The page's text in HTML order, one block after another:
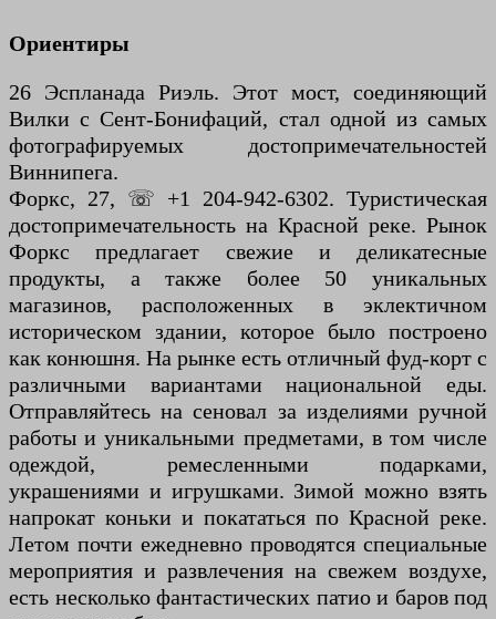
Ориентиры
26 Эспланада Риэль. Этот мост, соединяющий
Вилки с Сент-Бонифаций, стал одной из самых
фотографируемых достопримечательностей
Виннипега.
Форкс, 27, ☏ +1 204-942-6302. Туристическая
достопримечательность на Красной реке. Рынок
Форкс предлагает свежие и деликатесные
продукты, а также более 50 уникальных
магазинов, расположенных в эклектичном
историческом здании, которое было построено
как конюшня. На рынке есть отличный фуд-корт с
различными вариантами национальной еды.
Отправляйтесь на сеновал за изделиями ручной
работы и уникальными предметами, в том числе
одеждой, ремесленными подарками,
украшениями и игрушками. Зимой можно взять
напрокат коньки и покататься по Красной реке.
Летом почти ежедневно проводятся специальные
мероприятия и развлечения на свежем воздухе,
есть несколько фантастических патио и баров под